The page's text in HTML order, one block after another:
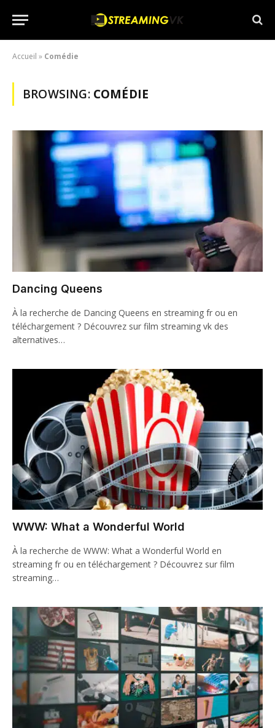
Accueil » Comédie
BROWSING: COMÉDIE
Dancing Queens
À la recherche de Dancing Queens en streaming fr ou en
téléchargement ? Découvrez sur film streaming vk des
alternatives…
WWW: What a Wonderful World
À la recherche de WWW: What a Wonderful World en
streaming fr ou en téléchargement ? Découvrez sur film
streaming…